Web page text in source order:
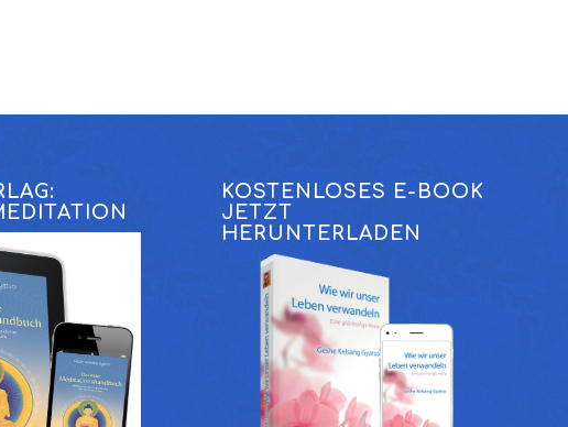
KOSTENLOSES E-BOOK
JETZT
HERUNTERLADEN